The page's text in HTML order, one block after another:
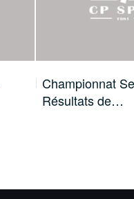
Championnat
Résultats de…